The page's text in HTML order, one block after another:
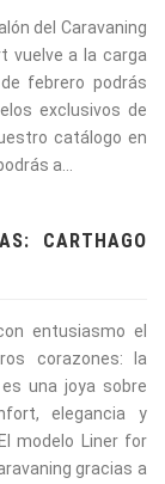
del Caravaning
vuelve a la carga
febrero podrás
exclusivos de
catálogo en
a...
CARTHAGO
entusiasmo el
corazones: la
una joya sobre
elegancia y
modelo Liner for
gracias a